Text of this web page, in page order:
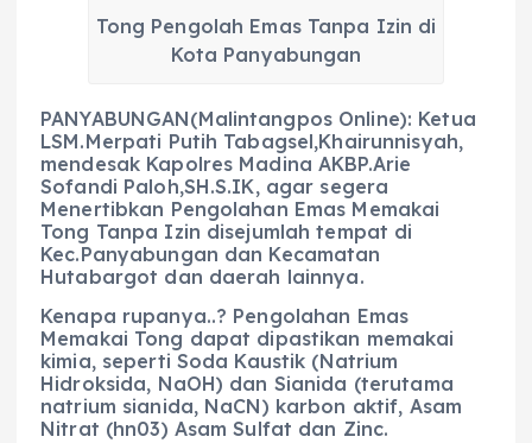
Tong Pengolah Emas Tanpa Izin di
Kota Panyabungan
PANYABUNGAN(Malintangpos Online): Ketua
LSM.Merpati Putih Tabagsel,Khairunnisyah,
mendesak Kapolres Madina AKBP.Arie
Sofandi Paloh,SH.S.IK, agar segera
Menertibkan Pengolahan Emas Memakai
Tong Tanpa Izin disejumlah tempat di
Kec.Panyabungan dan Kecamatan
Hutabargot dan daerah lainnya.
Kenapa rupanya..? Pengolahan Emas
Memakai Tong dapat dipastikan memakai
kimia, seperti Soda Kaustik (Natrium
Hidroksida, NaOH) dan Sianida (terutama
natrium sianida, NaCN) karbon aktif, Asam
Nitrat (hn03) Asam Sulfat dan Zinc.